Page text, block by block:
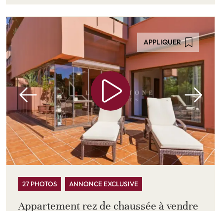
APPLIQUER
27 PHOTOS ANNONCE EXCLUSIVE
Appartement rez de chaussée à vendre